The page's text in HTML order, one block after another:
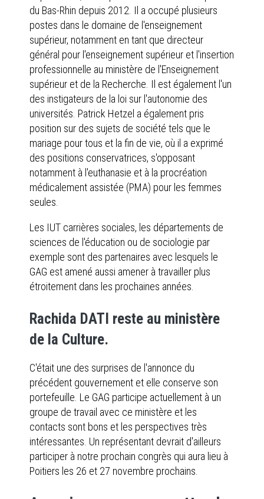
du Bas-Rhin depuis 2012. Il a occupé plusieurs
postes dans le domaine de l'enseignement
supérieur, notamment en tant que directeur
général pour l'enseignement supérieur et l'insertion
professionnelle au ministère de l'Enseignement
supérieur et de la Recherche. Il est également l'un
des instigateurs de la loi sur l'autonomie des
universités. Patrick Hetzel a également pris
position sur des sujets de société tels que le
mariage pour tous et la fin de vie, où il a exprimé
des positions conservatrices, s'opposant
notamment à l'euthanasie et à la procréation
médicalement assistée (PMA) pour les femmes
seules.
Les IUT carrières sociales, les départements de
sciences de l'éducation ou de sociologie par
exemple sont des partenaires avec lesquels le
GAG est amené aussi amener à travailler plus
étroitement dans les prochaines années.
Rachida DATI reste au ministère
de la Culture.
C'était une des surprises de l'annonce du
précédent gouvernement et elle conserve son
portefeuille. Le GAG participe actuellement à un
groupe de travail avec ce ministère et les
contacts sont bons et les perspectives très
intéressantes. Un représentant devrait d'ailleurs
participer à notre prochain congrès qui aura lieu à
Poitiers les 26 et 27 novembre prochains.